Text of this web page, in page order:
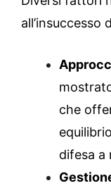
all’insuccesso
che
difesa a